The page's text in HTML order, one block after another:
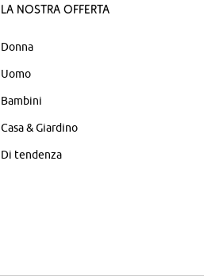
La nostra offerta
Donna
Uomo
Bambini
Casa & Giardino
Di tendenza